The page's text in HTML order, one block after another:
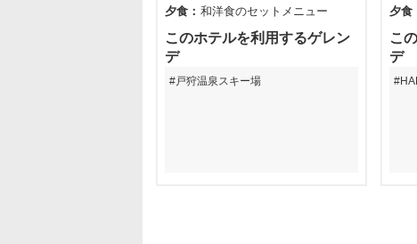
夕食
和洋食のセットメニュー
このホテルを利用するゲレン
デ
戸狩温泉スキー場
夕食
こ
デ